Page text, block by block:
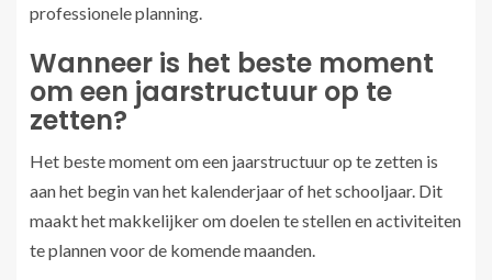
professionele planning.
Wanneer is het beste moment
om een jaarstructuur op te
zetten?
Het beste moment om een jaarstructuur op te zetten is
aan het begin van het kalenderjaar of het schooljaar. Dit
maakt het makkelijker om doelen te stellen en activiteiten
te plannen voor de komende maanden.